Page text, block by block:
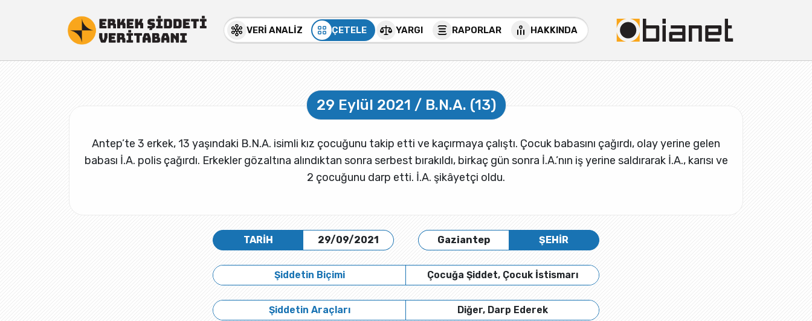
VERİ ANALİZ ÇETELE YARGI RAPORLAR HAKKINDA
29 Eylül 2021 / B.N.A. (13)
Antep’te 3 erkek, 13 yaşındaki B.N.A. isimli kız çocuğunu takip etti ve kaçırmaya çalıştı. Çocuk babasını çağırdı, olay yerine gelen
babası İ.A. polis çağırdı. Erkekler gözaltına alındıktan sonra serbest bırakıldı, birkaç gün sonra İ.A.’nın iş yerine saldırarak İ.A., karısı ve
2 çocuğunu darp etti. İ.A. şikâyetçi oldu.
TARİH 29/09/2021 Gaziantep ŞEHİR
Şiddetin Biçimi Çocuğa Şiddet, Çocuk İstismarı
Şiddetin Araçları Diğer, Darp Ederek